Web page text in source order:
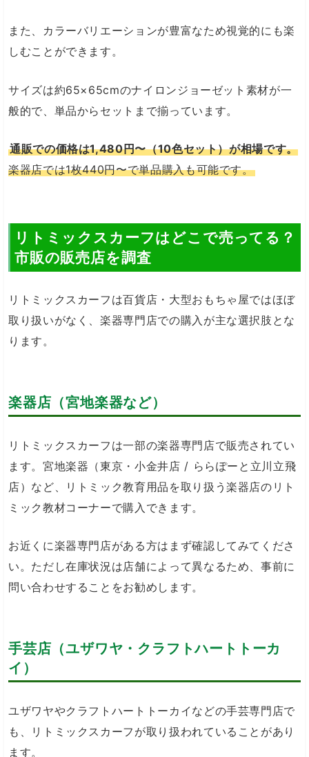
また、カラーバリエーションが豊富なため視覚的にも楽
しむことができます。
サイズは約65×65cmのナイロンジョーゼット素材が一
般的で、単品からセットまで揃っています。
通販での価格は1,480円〜（10色セット）が相場です。
楽器店では1枚440円〜で単品購入も可能です。
リトミックスカーフはどこで売ってる？
市販の販売店を調査
リトミックスカーフは百貨店・大型おもちゃ屋ではほぼ
取り扱いがなく、楽器専門店での購入が主な選択肢とな
ります。
楽器店（宮地楽器など）
リトミックスカーフは一部の楽器専門店で販売されてい
ます。宮地楽器（東京・小金井店 / ららぽーと立川立飛
店）など、リトミック教育用品を取り扱う楽器店のリト
ミック教材コーナーで購入できます。
お近くに楽器専門店がある方はまず確認してみてくださ
い。ただし在庫状況は店舗によって異なるため、事前に
問い合わせすることをお勧めします。
手芸店（ユザワヤ・クラフトハートトーカ
イ）
ユザワヤやクラフトハートトーカイなどの手芸専門店で
も、リトミックスカーフが取り扱われていることがあり
ます。